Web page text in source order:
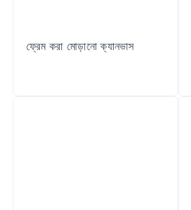
ফ্রেম করা মোড়ানো ক্যানভাস